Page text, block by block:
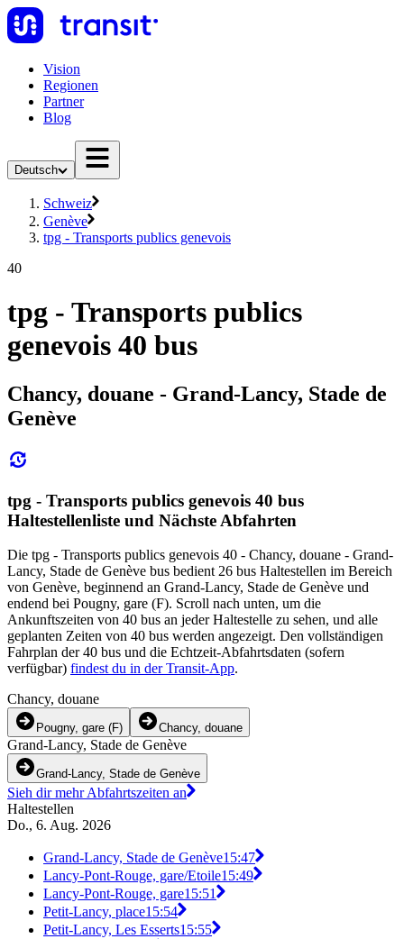
Vision
Regionen
Partner
Blog
Deutsch
Schweiz
Genève
tpg - Transports publics genevois
40
tpg - Transports publics
genevois 40 bus
Chancy, douane - Grand-Lancy, Stade de
Genève
tpg - Transports publics genevois 40 bus
Haltestellenliste und Nächste Abfahrten
Die tpg - Transports publics genevois 40 - Chancy, douane - Grand-
Lancy, Stade de Genève bus bedient 26 bus Haltestellen im Bereich
von Genève, beginnend an Grand-Lancy, Stade de Genève und
endend bei Pougny, gare (F). Scroll nach unten, um die
Ankunftszeiten von 40 bus an jeder Haltestelle zu sehen, und alle
geplanten Zeiten von 40 bus werden angezeigt. Den vollständigen
Fahrplan der 40 bus und die Echtzeit-Abfahrtsdaten (sofern
verfügbar) findest du in der Transit-App.
Chancy, douane
Pougny, gare (F) Chancy, douane
Grand-Lancy, Stade de Genève
Grand-Lancy, Stade de Genève
Sieh dir mehr Abfahrtszeiten an
Haltestellen
Do., 6. Aug. 2026
Grand-Lancy, Stade de Genève15:47
Lancy-Pont-Rouge, gare/Etoile15:49
Lancy-Pont-Rouge, gare15:51
Petit-Lancy, place15:54
Petit-Lancy, Les Esserts15:55